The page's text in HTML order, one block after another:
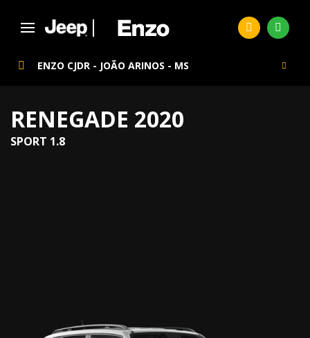
ENZO CJDR - JOÃO ARINOS - MS
RENEGADE 2020
SPORT 1.8